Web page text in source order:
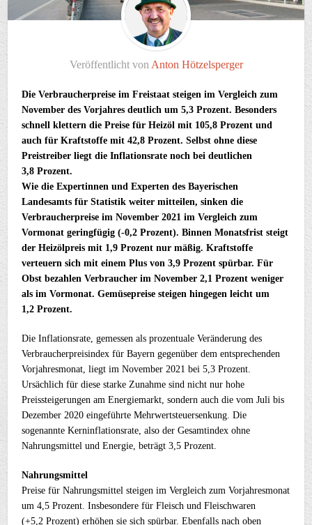
Veröffentlicht von Anton Hötzelsperger
Die Verbraucherpreise im Freistaat steigen im Vergleich zum
November des Vorjahres deutlich um 5,3 Prozent. Besonders
schnell klettern die Preise für Heizöl mit 105,8 Prozent und
auch für Kraftstoffe mit 42,8 Prozent. Selbst ohne diese
Preistreiber liegt die Inflationsrate noch bei deutlichen
3,8 Prozent.
Wie die Expertinnen und Experten des Bayerischen
Landesamts für Statistik weiter mitteilen, sinken die
Verbraucherpreise im November 2021 im Vergleich zum
Vormonat geringfügig (-0,2 Prozent). Binnen Monatsfrist steigt
der Heizölpreis mit 1,9 Prozent nur mäßig. Kraftstoffe
verteuern sich mit einem Plus von 3,9 Prozent spürbar. Für
Obst bezahlen Verbraucher im November 2,1 Prozent weniger
als im Vormonat. Gemüsepreise steigen hingegen leicht um
1,2 Prozent.
Die Inflationsrate, gemessen als prozentuale Veränderung des
Verbraucherpreisindex für Bayern gegenüber dem entsprechenden
Vorjahresmonat, liegt im November 2021 bei 5,3 Prozent.
Ursächlich für diese starke Zunahme sind nicht nur hohe
Preissteigerungen am Energiemarkt, sondern auch die vom Juli bis
Dezember 2020 eingeführte Mehrwertsteuersenkung. Die
sogenannte Kerninflationsrate, also der Gesamtindex ohne
Nahrungsmittel und Energie, beträgt 3,5 Prozent.
Nahrungsmittel
Preise für Nahrungsmittel steigen im Vergleich zum Vorjahresmonat
um 4,5 Prozent. Insbesondere für Fleisch und Fleischwaren
(+5,2 Prozent) erhöhen sie sich spürbar. Ebenfalls nach oben